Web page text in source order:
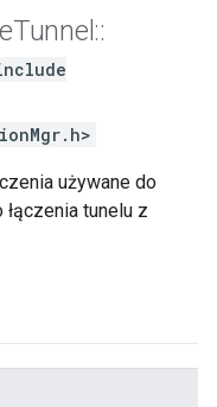
Tunnel ::
używane do
tunelu z